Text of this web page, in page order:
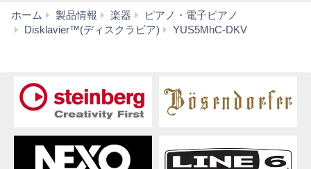
ホーム 製品情報 楽器
ピアノ・電子ピアノ
Disklavier™(ディスクラビア)
YUS5MhC‐DKV